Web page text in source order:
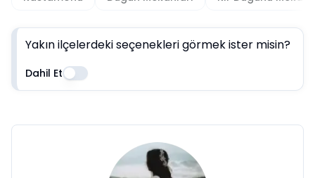
Yakın ilçelerdeki seçenekleri görmek ister misin?
Dahil Et